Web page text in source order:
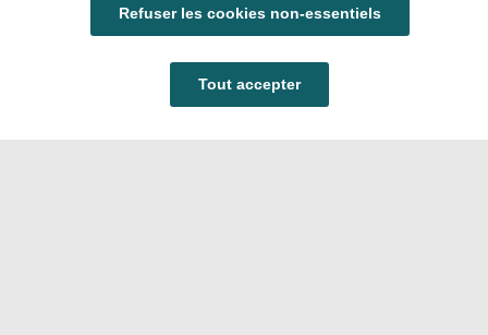
Refuser les cookies non-essentiels
Tout accepter